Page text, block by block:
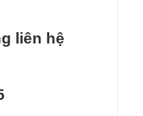
liên hệ